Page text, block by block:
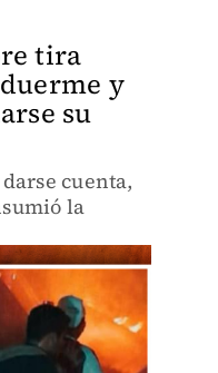
tira
y
su
cuenta,
la